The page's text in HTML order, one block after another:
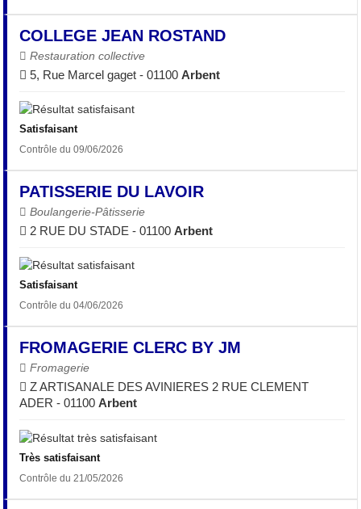
COLLEGE JEAN ROSTAND
Restauration collective
5, Rue Marcel gaget - 01100Arbent
Satisfaisant
Contrôle du 09/06/2026
PATISSERIE DU LAVOIR
Boulangerie-Pâtisserie
2 RUE DU STADE - 01100Arbent
Satisfaisant
Contrôle du 04/06/2026
FROMAGERIE CLERC BY JM
Fromagerie
Z ARTISANALE DES AVINIERES 2 RUE CLEMENT
ADER - 01100Arbent
Très satisfaisant
Contrôle du 21/05/2026